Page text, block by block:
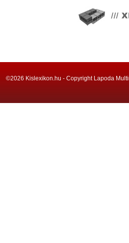
©2026 Kislexikon.hu - Copyright Lapoda